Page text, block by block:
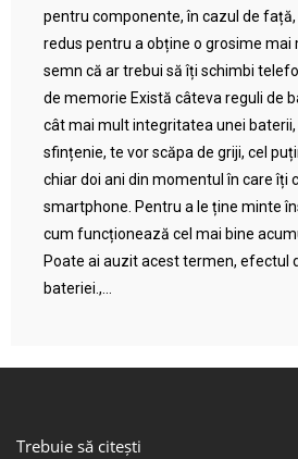
pentru componente, în cazul de
redus pentru a obține o grosime mai
semn că ar trebui să îți schimbi
de memorie Există câteva reguli de
cât mai mult integritatea unei
sfințenie, te vor scăpa de griji, cel
chiar doi ani din momentul în care îți
smartphone. Pentru a le ține minte
cum funcționează cel mai bine
Poate ai auzit acest termen, efectul
bateriei.,...
Trebuie să citești